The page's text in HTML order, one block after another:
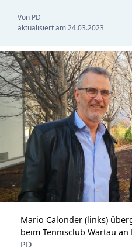
Von PD
aktualisiert am24.03.2023
Mario Calonder (links)
beim Tennisclub Wartau an
PD